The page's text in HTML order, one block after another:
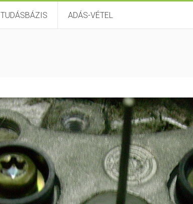
TUDÁSBÁZIS ADÁS-VÉTEL